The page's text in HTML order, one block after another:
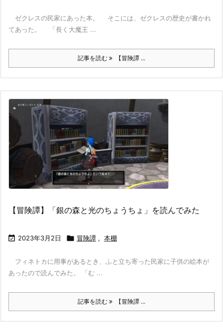
ゼクレスの民家にあった本。 そこには、ゼクレスの歴史が書かれ
てあった。 「長く大魔王 ...
記事を読む 【冒険譚 ...
【冒険譚】「銀の森と光のちょうちょ」を読んでみた
 2023年3月2日  冒険譚 , 本棚
フィネトカに用事があるとき、ふと立ち寄った民家に子供の絵本が
あったので読んでみた。 「む ...
記事を読む 【冒険譚 ...